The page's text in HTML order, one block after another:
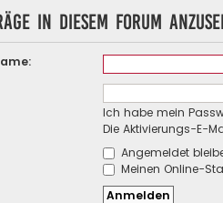
in diesem Forum
Ich habe mein
Die Aktivierungs-E-
Angemeldet
Meinen Online-